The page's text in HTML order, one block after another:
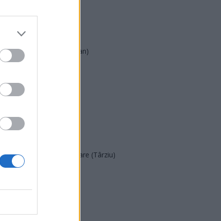
PMP (Tomac)
Forța Dreptei (L. Orban)
SENS
POT (Gavrilă)
Acțiunea Conservatoare (Târziu)
PDF (Lazarus)
PNCR (Terheș)